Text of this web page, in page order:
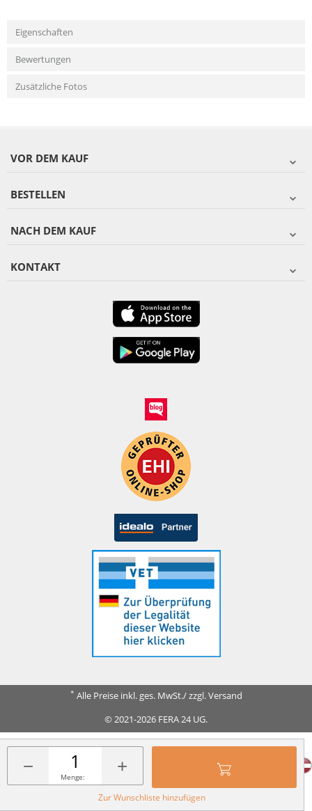
− +
Menge:
Zur Wunschliste hinzufügen
Eigenschaften
Bewertungen
Zusätzliche Fotos
VOR DEM KAUF
BESTELLEN
NACH DEM KAUF
KONTAKT
* Alle Preise inkl. ges. MwSt./ zzgl. Versand
© 2021-2026 FERA 24 UG.
FERA INTERNATIONAL: